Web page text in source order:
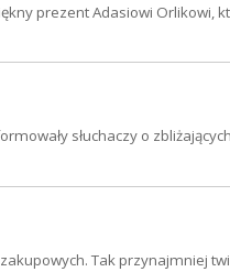
prezent Adasiowi Orlikowi,
słuchaczy o
Tak przynajmniej